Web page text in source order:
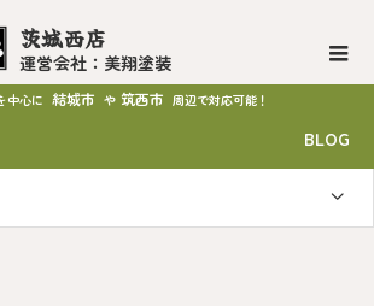
茨城西店
運営会社：美翔塗装
中心に 結城市 や 筑西市 周辺で対応可能！
BLOG